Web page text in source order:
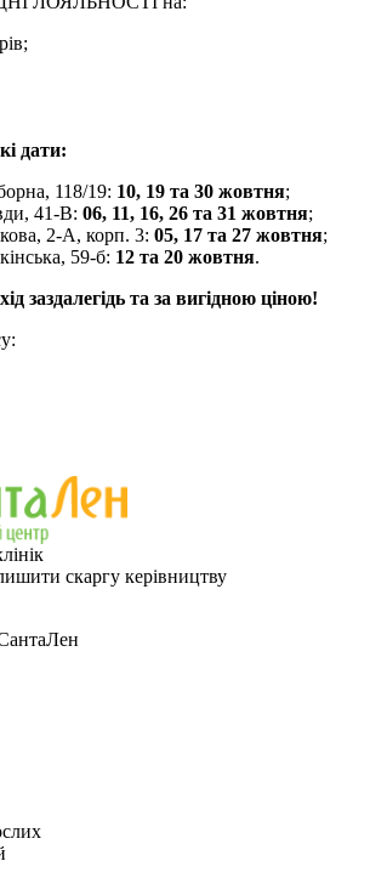
дати:
118/19: 10, 19 та 30 жовтня;
41-В: 06, 11, 16, 26 та 31 жовтня;
2-А, корп. 3: 05, 17 та 27 жовтня;
59-б: 12 та 20 жовтня.
заздалегідь та за вигідною ціною!
скаргу керівництву